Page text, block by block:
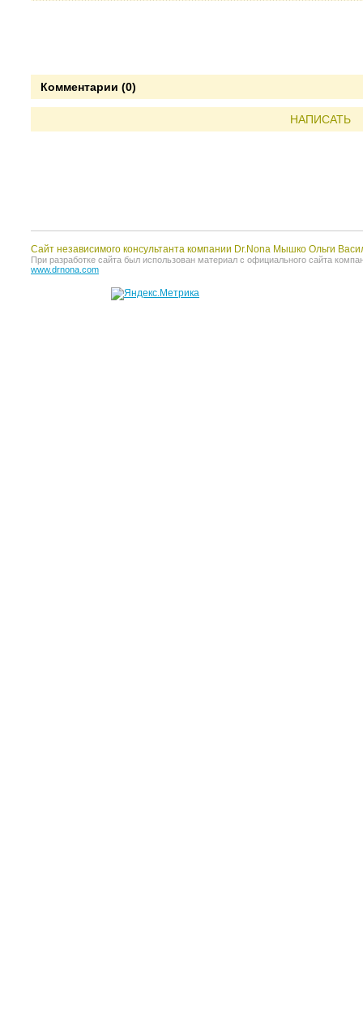
Комментарии (0)
НАПИСАТЬ
Сайт независимого консультанта компании Dr.Nona Мышко Ольги
При разработке сайта был использован материал с официального сайта
www.drnona.com